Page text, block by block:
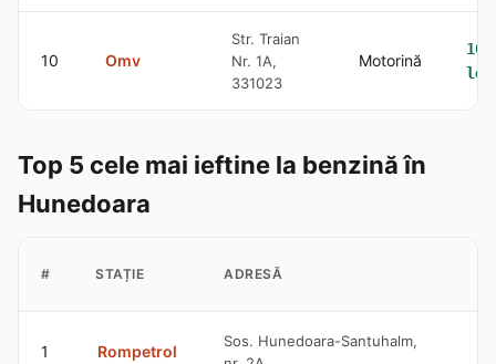
10 Omv
Str. Traian
Nr. 1A,
331023
Motorină
lei
Top 5 cele mai ieftine la benzină în
Hunedoara
# STAȚIE ADRESĂ
1 Rompetrol
Sos. Hunedoara-Santuhalm,